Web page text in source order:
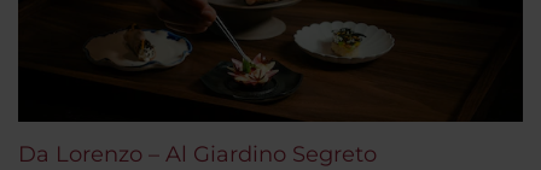
Da Lorenzo – Al Giardino Segreto